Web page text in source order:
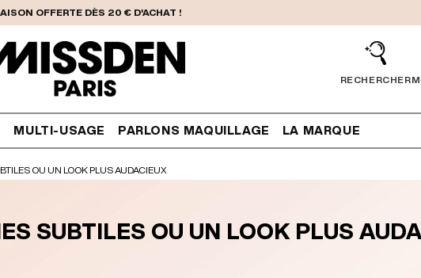
OFFERTE DÈS 20 € D'ACHAT !
RECHERCHER
MULTI-USAGE PARLONS MAQUILLAGE LA MARQUE
OU UN LOOK PLUS AUDACIEUX
SUBTILES OU UN LOOK PLUS